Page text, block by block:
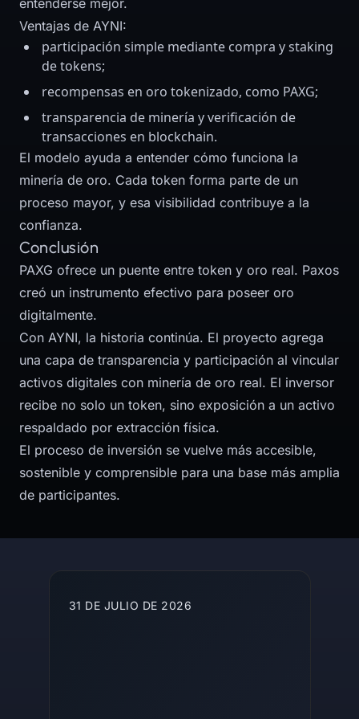
entenderse mejor.
Ventajas de AYNI:
participación simple mediante compra y staking
de tokens;
recompensas en oro tokenizado, como PAXG;
transparencia de minería y verificación de
transacciones en blockchain.
El modelo ayuda a entender cómo funciona la
minería de oro. Cada token forma parte de un
proceso mayor, y esa visibilidad contribuye a la
confianza.
Conclusión
PAXG ofrece un puente entre token y oro real. Paxos
creó un instrumento efectivo para poseer oro
digitalmente.
Con AYNI, la historia continúa. El proyecto agrega
una capa de transparencia y participación al vincular
activos digitales con minería de oro real. El inversor
recibe no solo un token, sino exposición a un activo
respaldado por extracción física.
El proceso de inversión se vuelve más accesible,
sostenible y comprensible para una base más amplia
de participantes.
31 DE JULIO DE 2026